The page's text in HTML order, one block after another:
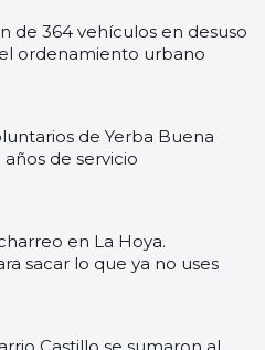
de 364 vehículos en desuso
ordenamiento urbano
de Yerba Buena
de servicio
en La Hoya.
sacar lo que ya no uses